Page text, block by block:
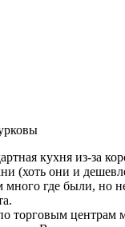
кухня из-за
(хоть они и
где были, но
торговым центрам